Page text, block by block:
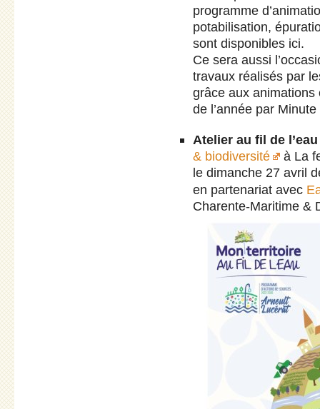
programme
potabilisation,
sont disponibles ici.
Ce sera aussi
travaux réalisés par
grâce aux
de l’année par
Atelier au fil de l’eau
& biodiversité
à La
le dimanche 27 avril
en partenariat avec
Charente-Maritime &